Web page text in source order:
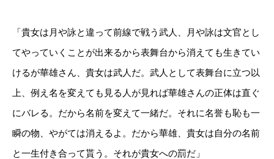
「貴女は月や詠と違って前線で戦う武人、月や詠は文官とし
てやっていくことが出来るから表舞台から消えても生きてい
けるが華雄さん、貴女は武人だ。武人として表舞台に立つ以
上、例え名を変えても見る人が見れば華雄さんの正体は直ぐ
にバレる。だから名前を変えて一緒だ。それに名誉も恥も一
瞬の物、やがては消えるよ。だから華雄、貴女は自分の名前
と一生付き合って貰う。それが貴女への罰だ」